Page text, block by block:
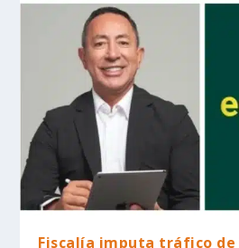
Fiscalía imputa tráfico